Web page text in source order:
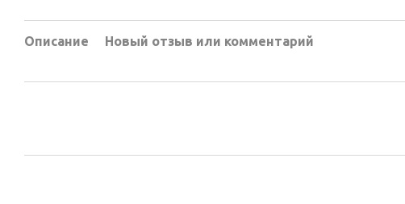
Описание Новый отзыв или комментарий